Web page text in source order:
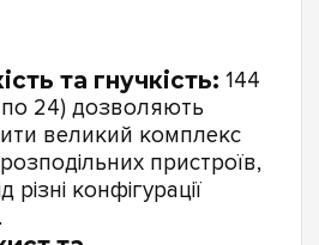
та гнучкість: 144
по 24) дозволяють
великий комплекс
пристроїв,
конфігурації